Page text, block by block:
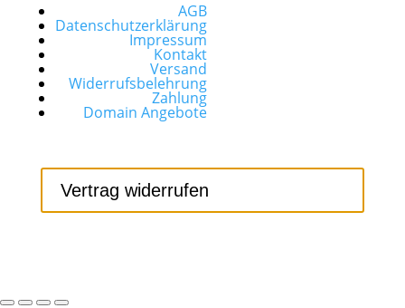
AGB
Datenschutzerklärung
Impressum
Kontakt
Versand
Widerrufsbelehrung
Zahlung
Domain Angebote
Vertrag widerrufen